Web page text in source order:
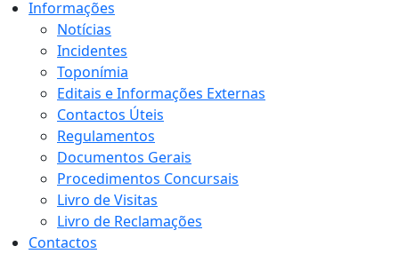
Informações
Notícias
Incidentes
Toponímia
Editais e Informações Externas
Contactos Úteis
Regulamentos
Documentos Gerais
Procedimentos Concursais
Livro de Visitas
Livro de Reclamações
Contactos